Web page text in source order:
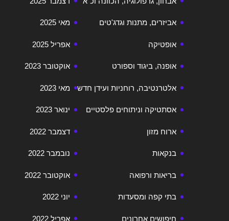
מאי 2025
אפריל 2025
אוקטובר 2023
מאי 2023
ינואר 2023
דצמבר 2022
נובמבר 2022
אוקטובר 2022
יוני 2022
אפריל 2022
אביזרים, מתנות וגדג'טים
אופטיקה
אופנה, ביגוד וספורט
אלטרנטיבה, רוחניות ועידן חדש
אסתטיקה וניתוחים פלסטיים
ארוח מזון
בנקאות
בריאות ורפואה
בתי קפה ומסעדות
חיפושים אחרונים